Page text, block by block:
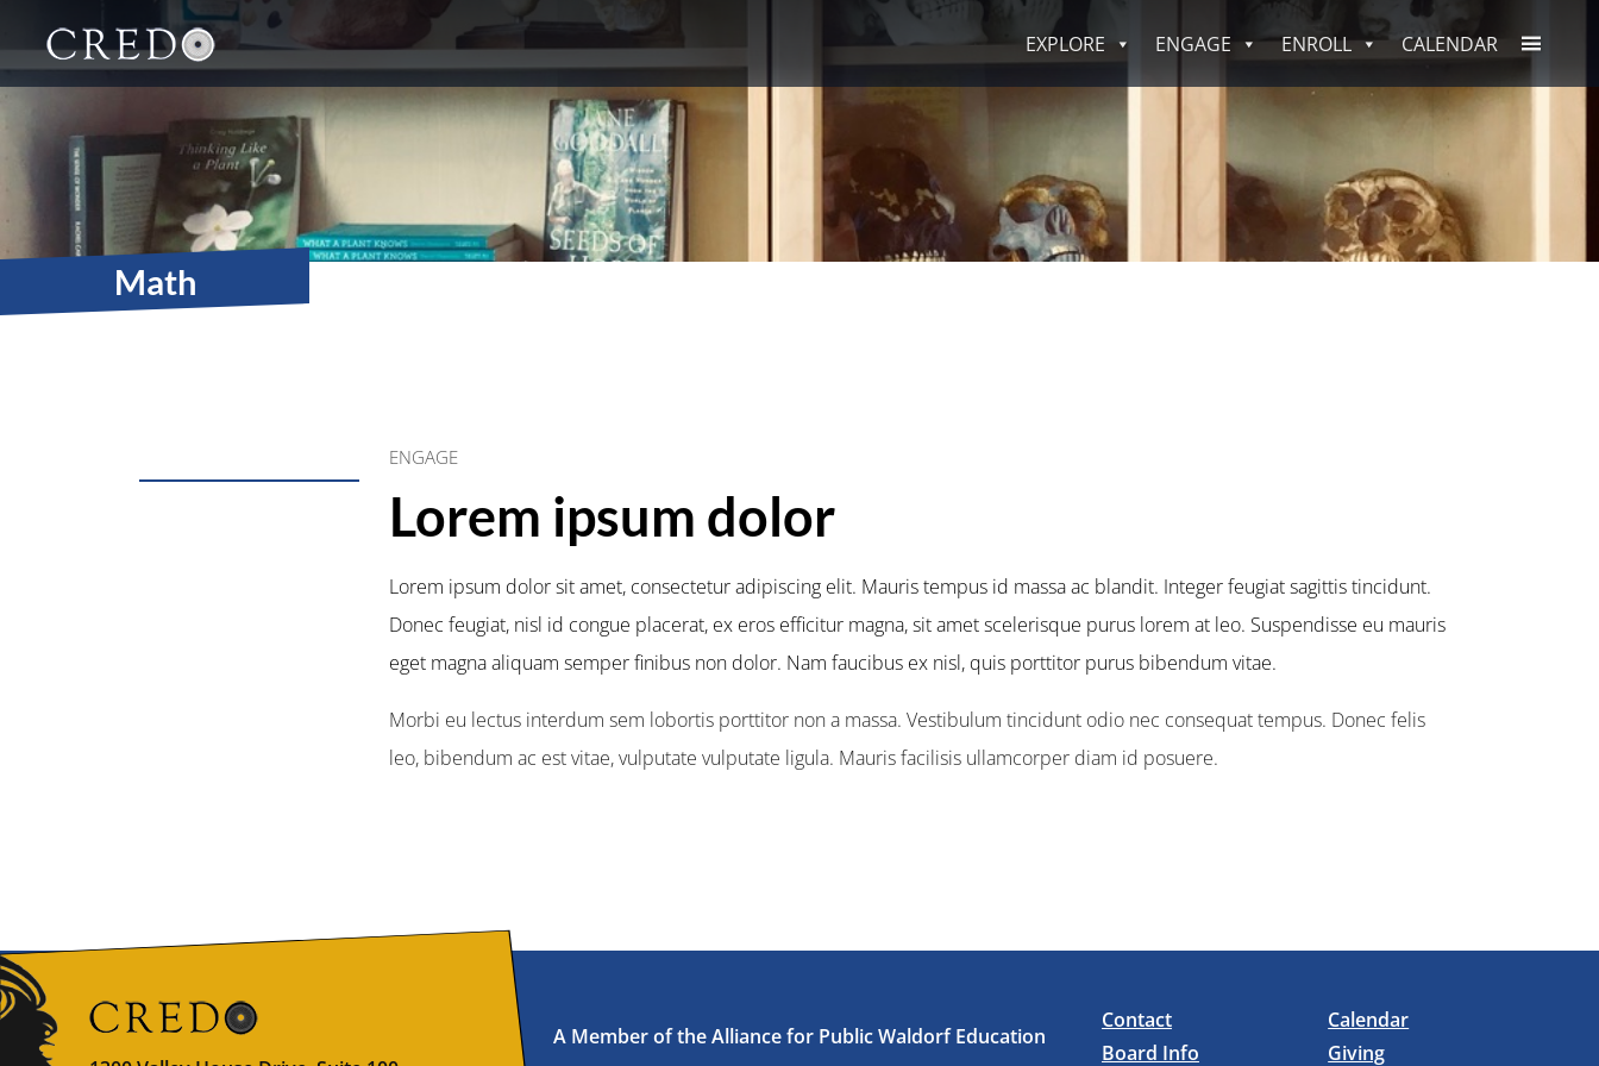
Main Navigation EXPLORE ENGAGE ENROLL CALENDAR
Math
ENGAGE
Lorem ipsum dolor
Lorem ipsum dolor sit amet, consectetur adipiscing elit. Mauris tempus id massa ac blandit. Integer feugiat sagittis tincidunt.
Donec feugiat, nisl id congue placerat, ex eros efficitur magna, sit amet scelerisque purus lorem at leo. Suspendisse eu mauris
eget magna aliquam semper finibus non dolor. Nam faucibus ex nisl, quis porttitor purus bibendum vitae.
Morbi eu lectus interdum sem lobortis porttitor non a massa. Vestibulum tincidunt odio nec consequat tempus. Donec felis
leo, bibendum ac est vitae, vulputate vulputate ligula. Mauris facilisis ullamcorper diam id posuere.
A Member of the Alliance for Public Waldorf Education
Contact
Board Info
Calendar
Giving